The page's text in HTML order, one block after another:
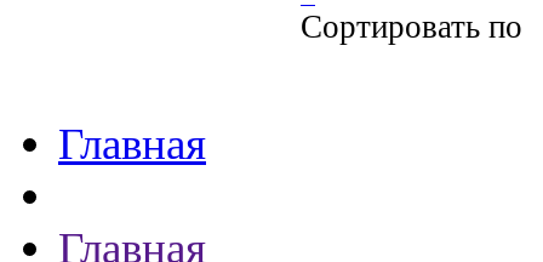
Сортировать по
Главная
Главная